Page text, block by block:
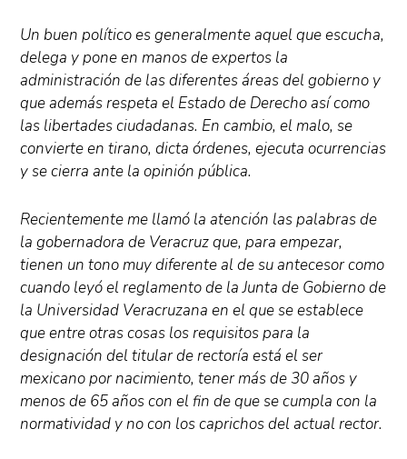
Un buen político es generalmente aquel que escucha,
delega y pone en manos de expertos la
administración de las diferentes áreas del gobierno y
que además respeta el Estado de Derecho así como
las libertades ciudadanas. En cambio, el malo, se
convierte en tirano, dicta órdenes, ejecuta ocurrencias
y se cierra ante la opinión pública.
Recientemente me llamó la atención las palabras de
la gobernadora de Veracruz que, para empezar,
tienen un tono muy diferente al de su antecesor como
cuando leyó el reglamento de la Junta de Gobierno de
la Universidad Veracruzana en el que se establece
que entre otras cosas los requisitos para la
designación del titular de rectoría está el ser
mexicano por nacimiento, tener más de 30 años y
menos de 65 años con el fin de que se cumpla con la
normatividad y no con los caprichos del actual rector.